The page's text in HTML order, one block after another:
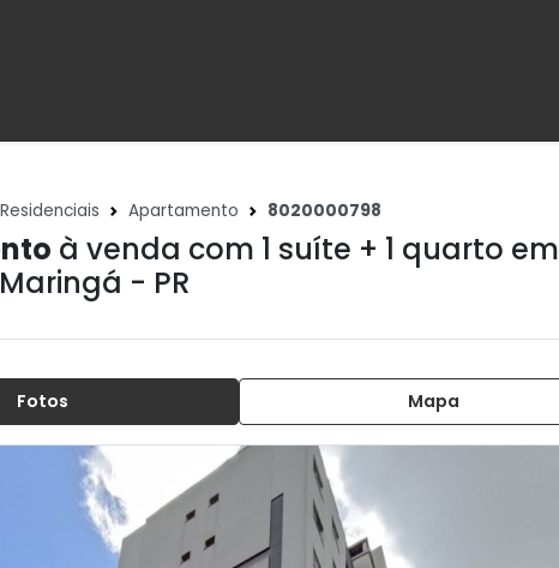
Residenciais Apartamento 8020000798
à venda com 1 suíte + 1 quarto em
Maringá - PR
Fotos Mapa